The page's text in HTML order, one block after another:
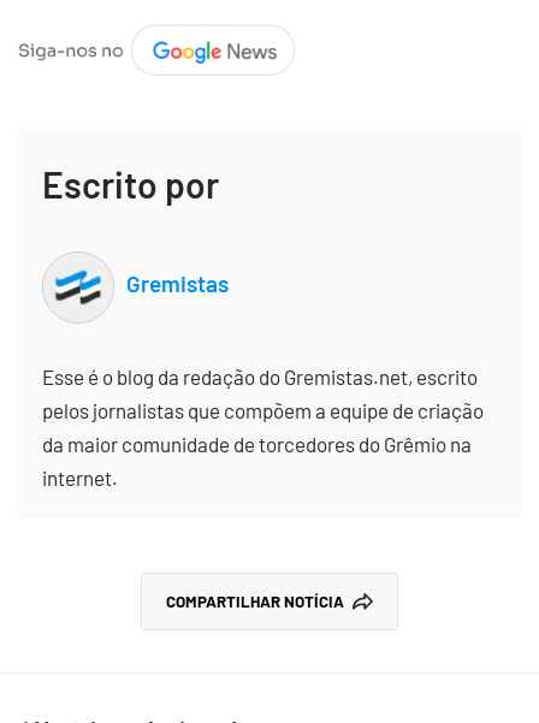
Escrito por
Gremistas
Esse é o blog da redação do Gremistas.net, escrito
pelos jornalistas que compõem a equipe de criação
da maior comunidade de torcedores do Grêmio na
internet.
COMPARTILHAR NOTÍCIA